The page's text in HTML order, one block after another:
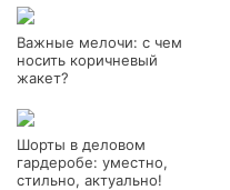
Важные мелочи: с чем
носить коричневый
жакет?
Шорты в деловом
гардеробе: уместно,
стильно, актуально!